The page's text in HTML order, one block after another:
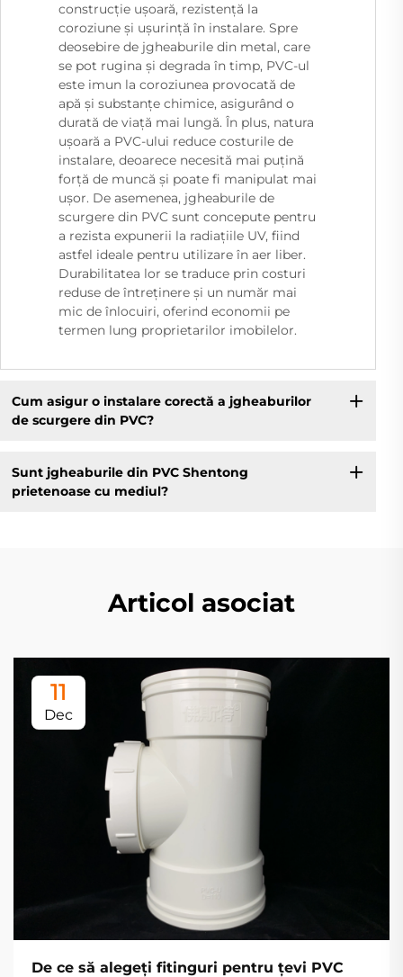
construcție ușoară, rezistență la
coroziune și ușurință în instalare. Spre
deosebire de jgheaburile din metal, care
se pot rugina și degrada în timp, PVC-ul
este imun la coroziunea provocată de
apă și substanțe chimice, asigurând o
durată de viață mai lungă. În plus, natura
ușoară a PVC-ului reduce costurile de
instalare, deoarece necesită mai puțină
forță de muncă și poate fi manipulat mai
ușor. De asemenea, jgheaburile de
scurgere din PVC sunt concepute pentru
a rezista expunerii la radiațiile UV, fiind
astfel ideale pentru utilizare în aer liber.
Durabilitatea lor se traduce prin costuri
reduse de întreținere și un număr mai
mic de înlocuiri, oferind economii pe
termen lung proprietarilor imobilelor.
Cum asigur o instalare corectă a jgheaburilor
de scurgere din PVC?
Sunt jgheaburile din PVC Shentong
prietenoase cu mediul?
Articol asociat
11
Dec
De ce să alegeți fitinguri pentru țevi PVC